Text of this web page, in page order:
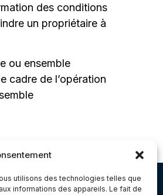
utilisons des technologies telles que
informations des appareils. Le fait de
des conditions
un propriétaire à
ou ensemble
cadre de l’opération